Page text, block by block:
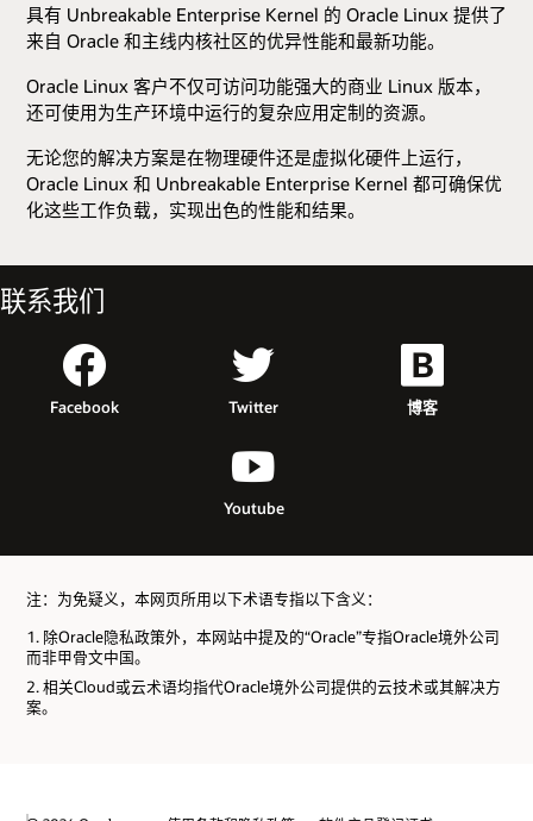
具有 Unbreakable Enterprise Kernel 的 Oracle Linux 提供了
来自 Oracle 和主线内核社区的优异性能和最新功能。
Oracle Linux 客户不仅可访问功能强大的商业 Linux 版本，
还可使用为生产环境中运行的复杂应用定制的资源。
无论您的解决方案是在物理硬件还是虚拟化硬件上运行，
Oracle Linux 和 Unbreakable Enterprise Kernel 都可确保优
化这些工作负载，实现出色的性能和结果。
联系我们
Facebook Twitter 博客
Youtube
注：为免疑义，本网页所用以下术语专指以下含义：
除Oracle隐私政策外，本网站中提及的“Oracle”专指Oracle境外公司
而非甲骨文中国。
相关Cloud或云术语均指代Oracle境外公司提供的云技术或其解决方
案。